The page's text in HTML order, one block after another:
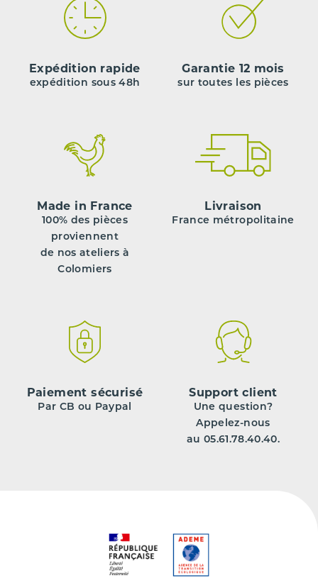
Expédition rapide
expédition sous 48h
Garantie 12 mois
sur toutes les pièces
Made in France
100% des pièces
proviennent
de nos ateliers à
Colomiers
Livraison
France métropolitaine
Paiement sécurisé
Par CB ou Paypal
Support client
Une question?
Appelez-nous
au 05.61.78.40.40.